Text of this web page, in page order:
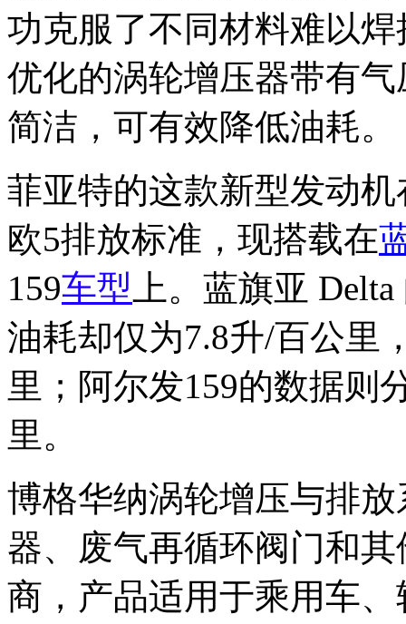
功克服了不同材料难以
优化的涡轮增压器带有
简洁，可有效降低油耗。
菲亚特的这款新型发动
欧5排放标准，现搭载在
159车型 上。蓝旗亚
油耗却仅为7.8升/百公里
里；阿尔发159的数据则
里。
博格华纳涡轮增压与排
器、废气再循环阀门和
商，产品适用于乘用车